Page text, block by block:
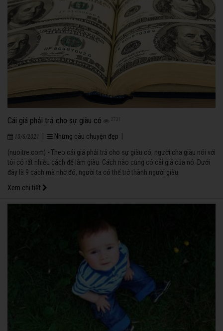
Cái giá phải trả cho sự giàu có 2731
10/6/2021 Những câu chuyện đẹp
(nuoitre.com) - Theo cái giá phải trả cho sự giàu có, người cha giàu nói với
tôi có rất nhiều cách để làm giàu. Cách nào cũng có cái giá của nó. Dưới
đây là 9 cách mà nhờ đó, người ta có thể trở thành người giàu.
Xem chi tiết